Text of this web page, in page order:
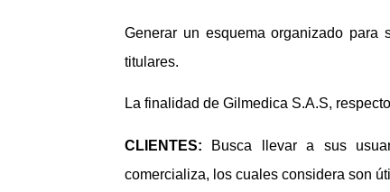
Generar un esquema organizado para
titulares.
La finalidad de Gilmedica S.A.S,
CLIENTES: Busca llevar a sus
comercializa, los cuales considera son